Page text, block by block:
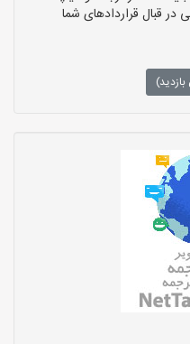
قبال قراردادهای شما